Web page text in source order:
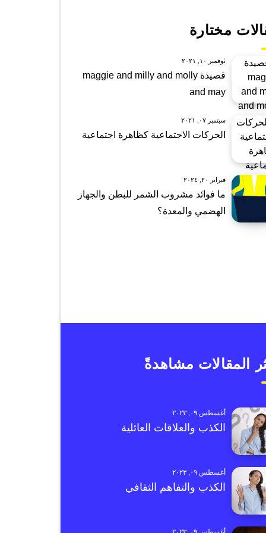
مختارة
نوفمبر ١٠, ٢٠٢١
قصيدة maggie and milly and molly
and may
سبتمبر ٠٧, ٢٠٢١
الحركات الاجتماعية كظاهرة اجتماعية
فبراير ٢٠, ٢٠٢٤
ما فوائد مشروب الشمر للبطن والجهاز
الهضمي والمعدة؟
المقالات مشاهدةً
أغسطس ٠٩, ٢٠٢٣
الكذب والعلاقات العائلية
أغسطس ٠٩, ٢٠٢٣
الكذب والتفاهم الثقافي